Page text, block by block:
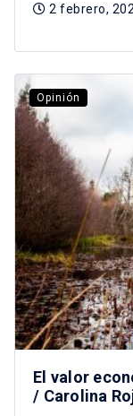
2 febrero,
Opinión
El valor
/ Carolina